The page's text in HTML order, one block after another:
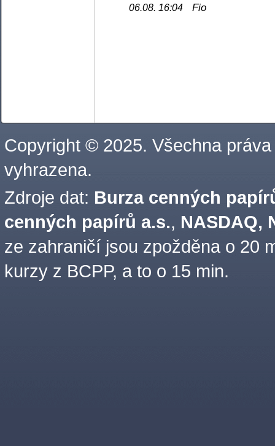
06.08. 16:04 Fio
Copyright © 2025. Všechna práva
vyhrazena.
Zdroje dat: Burza cenných
cenných papírů a.s., NASDAQ,
ze zahraničí jsou zpožděna o 20
kurzy z BCPP, a to o 15 min.